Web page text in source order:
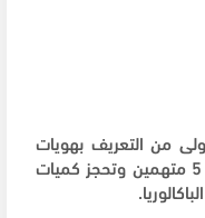
من التعريف بهويات
أصحاب هذه الصفحات، قبل أن توقف 5 متهمين وتحجز كميات